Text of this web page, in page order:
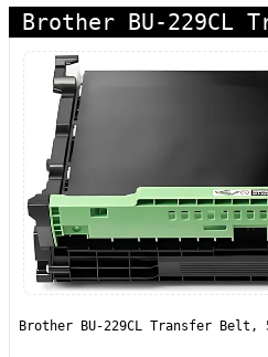
Brother BU-229CL
Brother BU-229CL Transfer Belt,